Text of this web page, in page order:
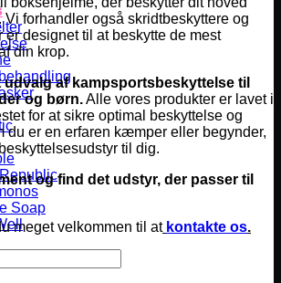
Soap
Vi forhandler også skridtbeskyttere og
er designet til at beskytte de mest
din krop.
af kampsportsbeskyttelse til
og børn.Alle vores produkter er lavet i
for at sikre optimal beskyttelse og
du er en erfaren kæmper eller begynder,
til dig.
og find det udstyr, der passer til
meget velkommen til at kontakte os.